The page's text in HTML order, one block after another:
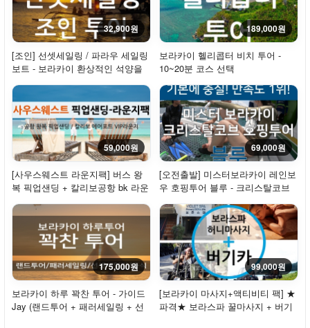
32,900원
[조인] 선셋세일링 / 파라우 세일링
보트 - 보라카이 환상적인 석양을
189,000원
보라카이 헬리콥터 비치 투어 -
10~20분 코스 선택
59,000원
[사우스웨스트 라운지팩] 버스 왕
복 픽업샌딩 + 칼리보공항 bk 라운
69,000원
[오전출발] 미스터보라카이 레인보
우 호핑투어 블루 - 크리스탈코브
175,000원
보라카이 하루 꽉찬 투어 - 가이드
Jay (랜드투어 + 패러세일링 + 선
99,000원
[보라카이 마사지+액티비티 팩] ★
파격★ 보라스파 꿀마사지 + 버기